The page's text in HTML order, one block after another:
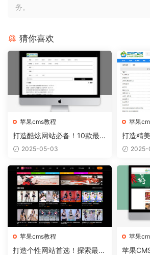
务。
猜你喜欢
苹果cms教程
打造酷炫网站必备！10款最热
门的苹果CMS模板推荐
2025-05-03
苹果
打造精
S模板从
苹果cms教程
打造个性网站首选！探索最新
苹果
苹果